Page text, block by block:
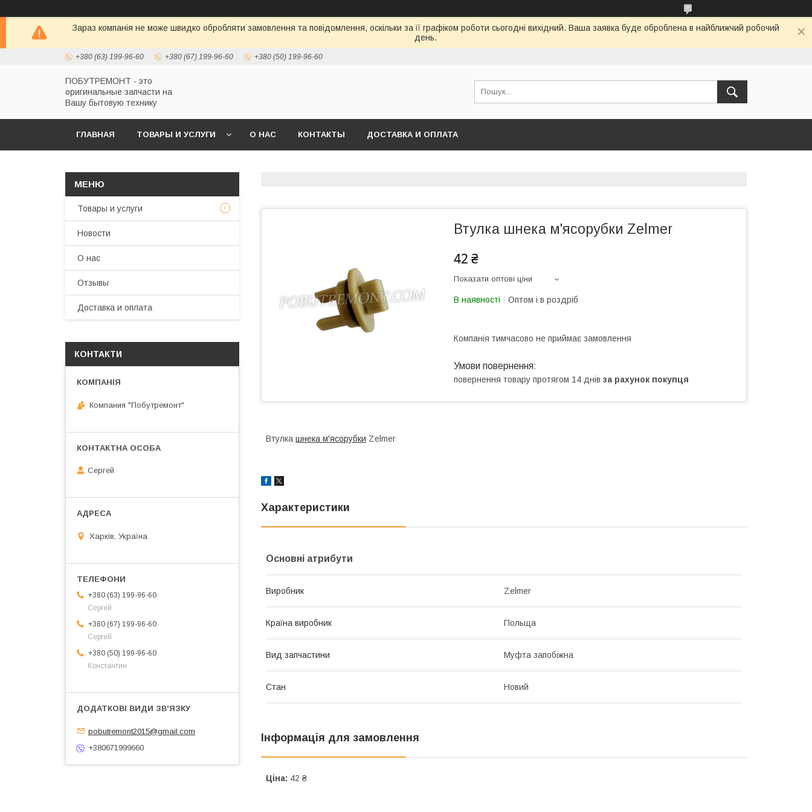
Зараз компанія не може швидко обробляти замовлення та повідомлення, оскільки за її графіком роботи сьогодні вихідний. Ваша заявка буде оброблена в найближчий робочий
день.
+380 (63) 199-96-60 +380 (67) 199-96-60 +380 (50) 199-96-60
ПОБУТРЕМОНТ - это
оригинальные запчасти на
Вашу бытовую технику
ГЛАВНАЯ ТОВАРЫ И УСЛУГИ О НАС КОНТАКТЫ ДОСТАВКА И ОПЛАТА
Втулка шнека м'ясорубки Zelmer
42 ₴
Показати оптові ціни
В наявності Оптом і в роздріб
Компанія тимчасово не приймає замовлення
повернення товару протягом 14 днів за рахунок покупця
Втулка шнека м'ясорубки Zelmer
Характеристики
Основні атрибути
Виробник Zelmer
Країна виробник Польща
Вид запчастини Муфта запобіжна
Стан Новий
Інформація для замовлення
Ціна: 42 ₴
Товары и услуги
Новости
О нас
Отзывы
Доставка и оплата
КОНТАКТИ
Компания "Побутремонт"
Сергей
Харків, Україна
+380 (63) 199-96-60
Сергей
+380 (67) 199-96-60
Сергей
+380 (50) 199-96-60
Константин
pobutremont2015@gmail.com
+380671999660